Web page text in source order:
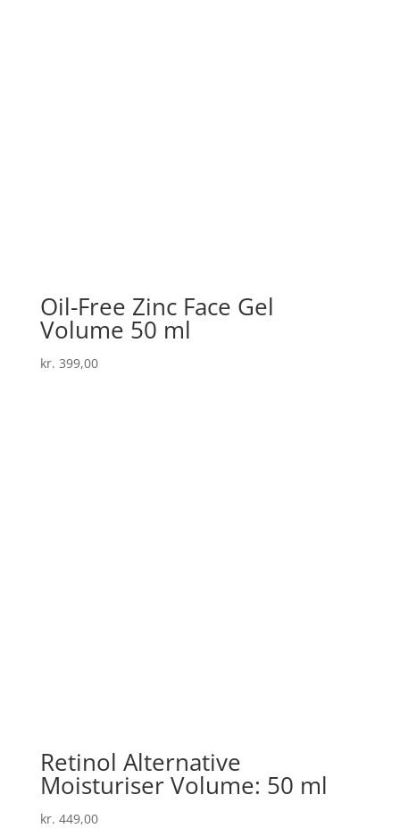
Oil-Free Zinc Face Gel
Volume 50 ml
kr. 399,00
Retinol Alternative
Moisturiser Volume: 50 ml
kr. 449,00